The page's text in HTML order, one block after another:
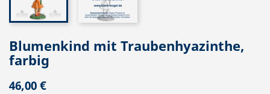
Blumenkind mit Traubenhyazinthe,
farbig
46,00 €